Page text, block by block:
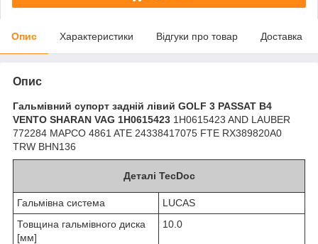
Опис Характеристики Відгуки про товар Доставка
Опис
Гальмівний супорт задній лівий GOLF 3 PASSAT B4
VENTO SHARAN VAG 1H0615423 1H0615423 AND LAUBER
772284 MAPCO 4861 ATE 24338417075 FTE RX389820A0
TRW BHN136
Деталі TecDoc
Гальмівна система
LUCAS
Товщина гальмівного диска
[мм]
10.0